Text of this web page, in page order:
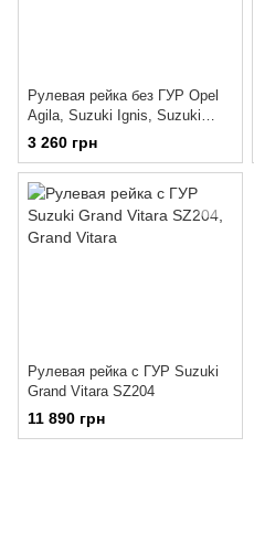
Рулевая рейка без ГУР Opel
Agila, Suzuki Ignis, Suzuki
Wagon OP104
3 260 грн
Рулевая рейка с ГУР Suzuki
Grand Vitara SZ204
11 890 грн